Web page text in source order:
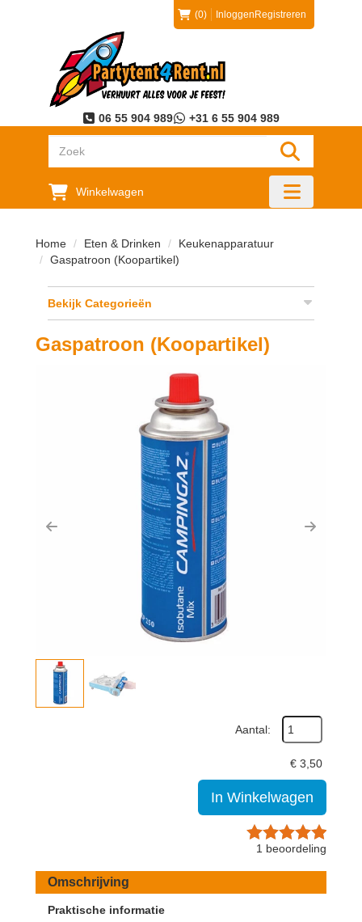
(0) Inloggen Registreren
06 55 904 989 +31 6 55 904 989
"Zoeken
Winkelwagen
"Toggle
Home Eten & Drinken
Keukenapparatuur
Gaspatroon (Koopartikel)
Bekijk Categorieën
Gaspatroon (Koopartikel)
Previous Next
Aantal:
€ 3,50
In Winkelwagen
1 beoordeling
Omschrijving
Praktische informatie